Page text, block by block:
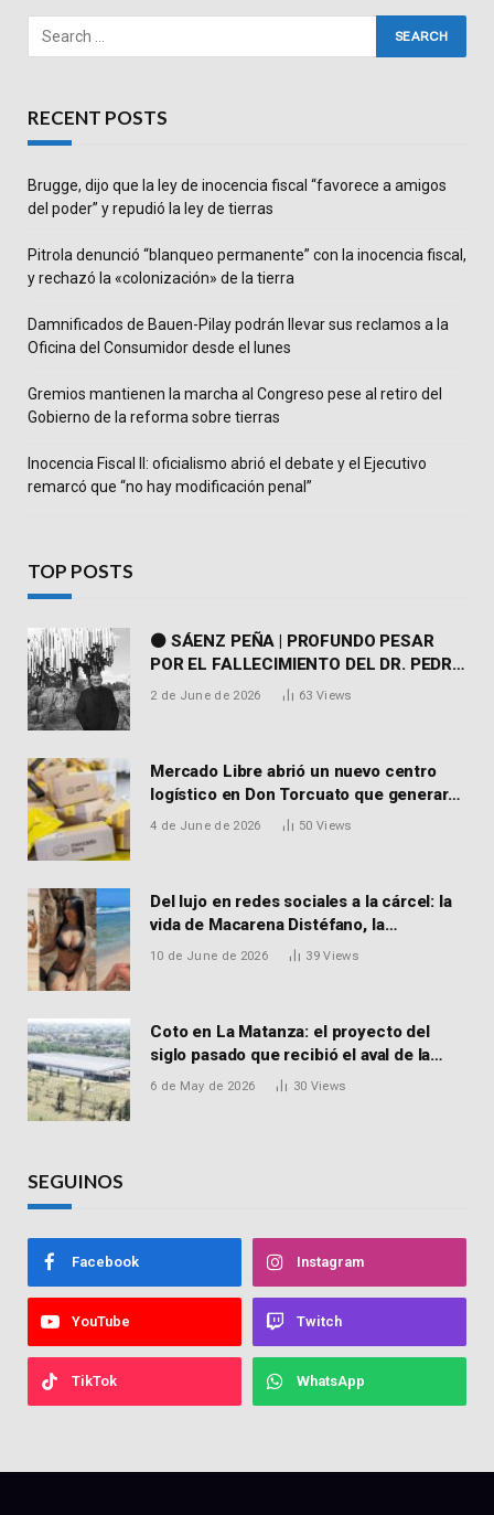
RECENT POSTS
Brugge, dijo que la ley de inocencia fiscal “favorece a amigos
del poder” y repudió la ley de tierras
Pitrola denunció “blanqueo permanente” con la inocencia fiscal,
y rechazó la «colonización» de la tierra
Damnificados de Bauen-Pilay podrán llevar sus reclamos a la
Oficina del Consumidor desde el lunes
Gremios mantienen la marcha al Congreso pese al retiro del
Gobierno de la reforma sobre tierras
Inocencia Fiscal II: oficialismo abrió el debate y el Ejecutivo
remarcó que “no hay modificación penal”
TOP POSTS
⚫ SÁENZ PEÑA | PROFUNDO PESAR
POR EL FALLECIMIENTO DEL DR. PEDRO
MARTORELL
2 de June de 2026 63 Views
Mercado Libre abrió un nuevo centro
logístico en Don Torcuato que generará
900 empleos: cómo enviar el CV
4 de June de 2026 50 Views
Del lujo en redes sociales a la cárcel: la
vida de Macarena Distéfano, la
influencer de San Martín acusada de
10 de June de 2026 39Views
Coto en La Matanza: el proyecto del
siglo pasado que recibió el aval de la
Justicia para reactivar una obra frenada
6 de May de 2026 30 Views
SEGUINOS
Facebook Instagram
YouTube Twitch
TikTok WhatsApp